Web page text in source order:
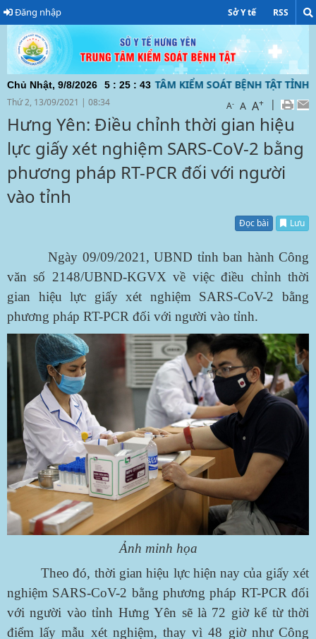
Đăng nhập Sở Y tế RSS
Chủ Nhật, 9/8/2026 5 : 25 : 43
ĐIỆN TỬ CỦA TRUNG TÂM KIỂM SOÁT BỆNH TẬT TỈNH
Thứ 2, 13/09/2021 | 08:34 A- A A+ |
Hưng Yên: Điều chỉnh thời gian hiệu
lực giấy xét nghiệm SARS-CoV-2 bằng
phương pháp RT-PCR đối với người
vào tỉnh
Đọc bài Lưu
Ngày 09/09/2021, UBND tỉnh ban hành Công
văn số 2148/UBND-KGVX về việc điều chỉnh thời
gian hiệu lực giấy xét nghiệm SARS-CoV-2 bằng
phương pháp RT-PCR đối với người vào tỉnh.
Ảnh minh họa
Theo đó, thời gian hiệu lực hiện nay của giấy xét
nghiệm SARS-CoV-2 bằng phương pháp RT-PCR đối
với người vào tỉnh Hưng Yên sẽ là 72 giờ kể từ thời
điểm lấy mẫu xét nghiệm, thay vì 48 giờ như Công